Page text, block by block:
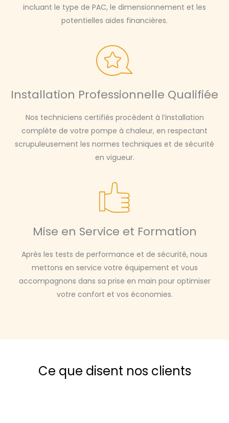
incluant le type de PAC, le dimensionnement et les
potentielles aides financières.
Installation Professionnelle Qualifiée
Nos techniciens certifiés procèdent à l’installation
complète de votre pompe à chaleur, en respectant
scrupuleusement les normes techniques et de sécurité
en vigueur.
Mise en Service et Formation
Après les tests de performance et de sécurité, nous
mettons en service votre équipement et vous
accompagnons dans sa prise en main pour optimiser
votre confort et vos économies.
Ce que disent nos clients